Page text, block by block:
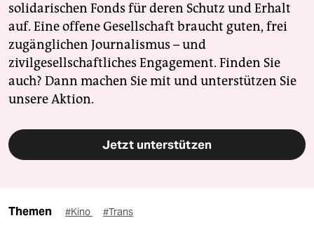
solidarischen Fonds für deren Schutz und Erhalt
auf. Eine offene Gesellschaft braucht guten, frei
zugänglichen Journalismus – und
zivilgesellschaftliches Engagement. Finden Sie
auch? Dann machen Sie mit und unterstützen Sie
unsere Aktion.
Jetzt unterstützen
Themen #Kino #Trans